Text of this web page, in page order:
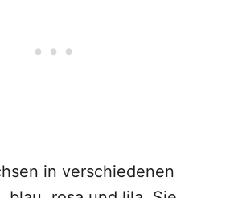
in verschiedenen